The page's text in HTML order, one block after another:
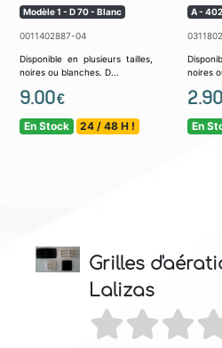
Modèle 1 - D 70 - Blanc
0011402887-04
Disponible en plusieurs tailles,
noires ou blanches. D...
9.00€
En Stock 24 / 48 H !
A -
noires
2.90
En
Grilles
Lalizas